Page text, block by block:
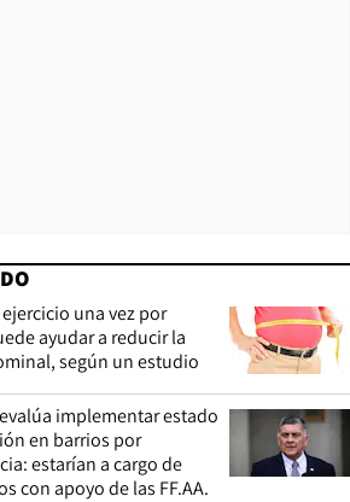
ejercicio una vez por
ayudar a reducir la
según un estudio
implementar estado
en barrios por
estarían a cargo de
con apoyo de las FF.AA.